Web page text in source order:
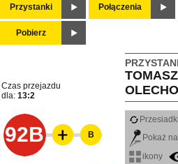
Przystanki Połączenia
Pobierz
Czas przejazdu
dla: 13:2
92B
Przesiadki
Pokaż
ikony
B